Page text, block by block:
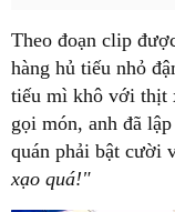
Theo đoạn clip
hàng hủ tiếu nhỏ
tiếu mì khô với thịt
gọi món, anh đã
quán phải bật cười
xạo quá!"